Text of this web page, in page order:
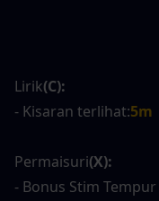
Lirik(C):
- Kisaran terlihat:5m
Permaisuri(X):
- Bonus Stim